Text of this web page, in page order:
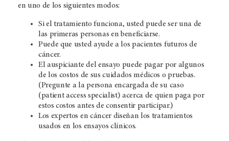
en uno de los siguientes modos:
Si el tratamiento funciona, usted puede ser una de
las primeras personas en beneficiarse.
Puede que usted ayude a los pacientes futuros de
cáncer.
El auspiciante del ensayo puede pagar por algunos
de los costos de sus cuidados médicos o pruebas.
(Pregunte a la persona encargada de su caso
(patient access specialist) acerca de quien paga por
estos costos antes de consentir participar.)
Los expertos en cáncer diseñan los tratamientos
usados en los ensayos clínicos.